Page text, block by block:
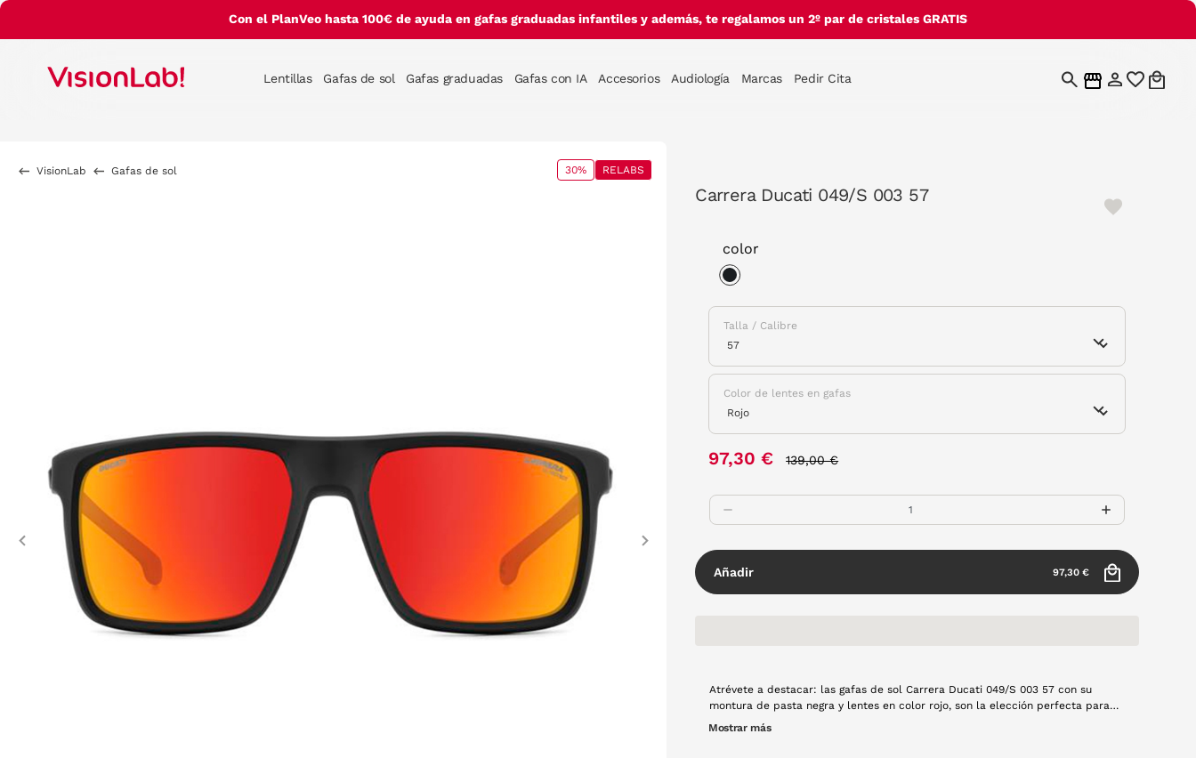
Con el PlanVeo hasta 100€ de ayuda en gafas graduadas infantiles y además, te regalamos un 2º par de cristales GRATIS
Lentillas Gafas de sol Gafas graduadas Gafas con IA Accesorios Audiología Marcas Pedir Cita
VisionLab Gafas de sol 30% RELABS
Previous
Carrera Ducati 049/S 003 57
color
Talla / Calibre
Color de lentes en gafas
97,30 € 139,00 €
Añadir 97,30 €
Atrévete a destacar: las gafas de sol Carrera Ducati 049/S 003 57 con su
montura de pasta negra y lentes en color rojo, son la elección perfecta para
aquellos que buscan un look audaz. Un accesorio que no pasará
Mostrar más